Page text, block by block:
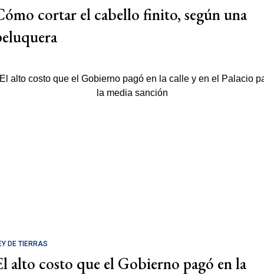
cortar el cabello finito, según una
DE TIERRAS
alto costo que el Gobierno pagó en la